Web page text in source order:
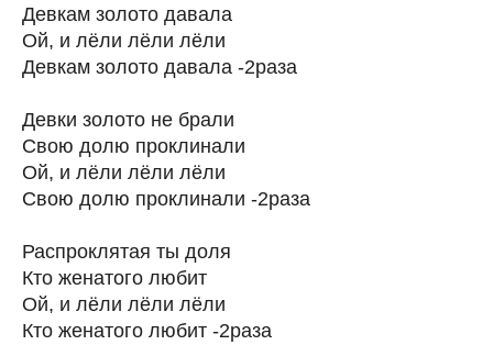
Девкам золото давала
Ой, и лёли лёли лёли
Девкам золото давала -2раза
Девки золото не брали
Свою долю проклинали
Ой, и лёли лёли лёли
Свою долю проклинали -2раза
Распроклятая ты доля
Кто женатого любит
Ой, и лёли лёли лёли
Кто женатого любит -2раза